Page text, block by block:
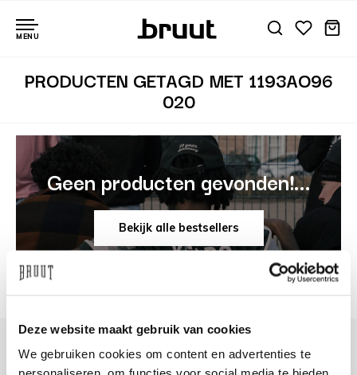
Deze website maakt gebruik van cookies
We gebruiken cookies om content en advertenties te
MENU
PRODUCTEN GETAGD MET 1193AO96
020
Geen producten gevonden!...
Bekijk alle bestsellers